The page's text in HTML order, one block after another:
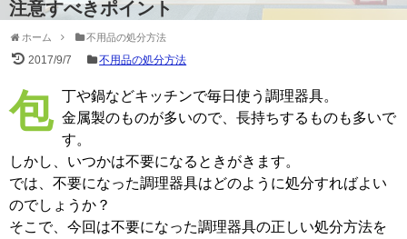
注意すべきポイント
ホーム 不用品の処分方法
2017/9/7 不用品の処分方法
包丁や鍋などキッチンで毎日使う調理器具。
金属製のものが多いので、長持ちするものも多いで
す。
しかし、いつかは不要になるときがきます。
では、不要になった調理器具はどのように処分すればよい
のでしょうか？
そこで、今回は不要になった調理器具の正しい処分方法を